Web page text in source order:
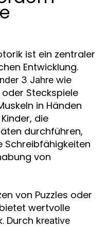
ist ein zentraler
Entwicklung.
3 Jahre wie
oder Steckspiele
in Händen
die
durchführen,
von
von Puzzles oder
wertvolle
Durch kreative